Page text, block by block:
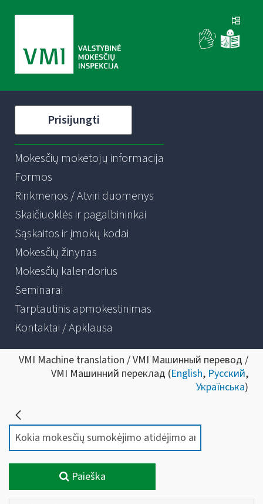
Prisijungti
Mokesčių mokėtojų informacija
Formos
Rinkmenos / Atviri duomenys
Skaičiuoklės ir pagalbininkai
Sąskaitos ir įmokų kodai
Mokesčių žinynas
Mokesčių kalendorius
Seminarai
Tarptautinis apmokestinimas
Kontaktai / Apklausa
VMI Machine translation / VMI Машинный перевод /
VMI Машинний переклад (English, Русский,
Українська)
Paieška